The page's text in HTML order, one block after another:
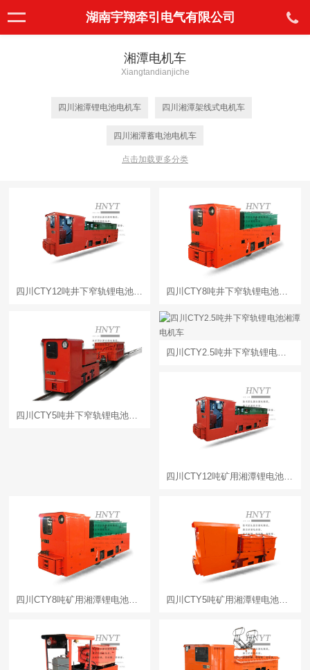
湖南宇翔牵引电气有限公司
湘潭电机车
Xiangtandianjiche
四川湘潭锂电池电机车 四川湘潭架线式电机车
四川湘潭蓄电池电机车
点击加载更多分类
四川CTY12吨井下窄轨锂电池湘潭电机车 四川CTY8吨井下窄轨锂电池湘潭电机车
四川CTY2.5吨井下窄轨锂电池湘潭电机车
四川CTY8吨矿用湘潭锂电池电机车 四川CTY5吨矿用湘潭锂电池电机车